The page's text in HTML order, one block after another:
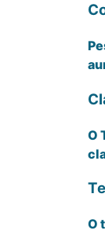
O
O